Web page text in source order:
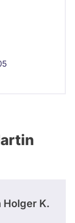
Holger K.